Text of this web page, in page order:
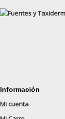
Información
Mi cuenta